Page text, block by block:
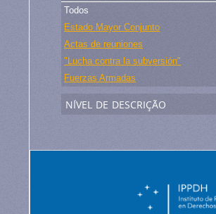
Todos
Estado Mayor Conjunto
Actas de reuniones
"Lucha contra la subversión"
Fuerzas Armadas
nível de descrição